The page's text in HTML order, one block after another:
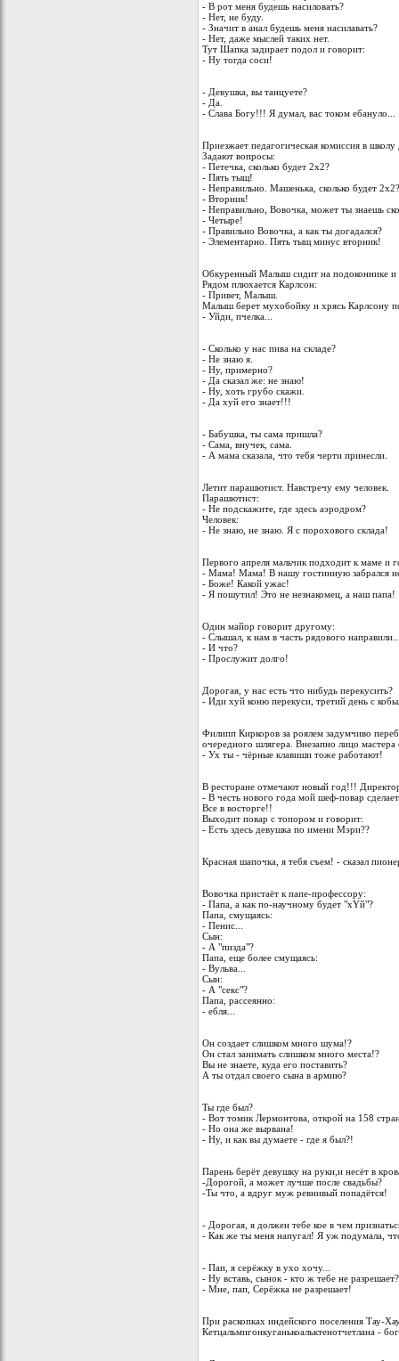
- В рот меня будешь насиловать?
- Нет, не буду.
- Значит в анал будешь меня насилавать?
- Нет, даже мыслей таких нет.
Тут Шапка задирает подол и говорит:
- Ну тогда соси!
- Девушка, вы танцуете?
- Да.
- Слава Богу!!! Я думал, вас током ебануло...
Приезжает педагогическая комиссия в школу
Задают вопросы:
- Петечка, сколько будет 2х2?
- Пять тыщ!
- Неправильно. Машенька, сколько будет 2х2?
- Вторник!
- Неправильно, Вовочка, может ты знаешь
- Четыре!
- Правильно Вовочка, а как ты догадался?
- Элементарно. Пять тыщ минус вторник!
Обкуренный Малыш сидит на подоконнике и
Рядом плюхается Карлсон:
- Привет, Малыш.
Малыш берет мухобойку и хрясь Карлсону
- Уйди, пчелка...
- Сколько у нас пива на складе?
- Не знаю я.
- Ну, примерно?
- Да сказал же: не знаю!
- Ну, хоть грубо скажи.
- Да хyй его знает!!!
- Бабушка, ты сама пришла?
- Сама, внучек, сама.
- А мама сказала, что тебя черти принесли.
Летит парашютист. Навстречу ему человек.
Парашютист:
- Не подскажите, где здесь аэродром?
Человек:
- Не знаю, не знаю. Я с порохового склада!
Первого апреля мальчик подходит к маме и
- Мама! Мама! В нашу гостинную забрался
- Боже! Какой ужас!
- Я пошутил! Это не незнакомец, а наш папа!
Один майор говорит другому:
- Слышал, к нам в часть рядового
- И что?
- Прослужит долго!
Дорогая, у нас есть что нибудь перекусить?
- Иди хуй коню перекуси, третий день с
Филипп Киркоров за роялем задумчиво
очередного шлягера. Внезапно лицо мастера
- Ух ты - чёрные клавиши тоже работают!
В ресторане отмечают новый год!!!
- В честь нового года мой шеф-повар
Все в восторге!!
Выходит повар с топором и говорит:
- Есть здесь девушка по имени Мэри??
Красная шапочка, я тебя съем! - сказал
Вовочка пристаёт к папе-профессору:
- Папа, а как по-научному будет "хYй"?
Папа, смущаясь:
- Пенис...
Сын:
- А "пизда"?
Папа, еще более смущаясь:
- Вульва...
Сын:
- А "секс"?
Папа, рассеянно:
- ебля...
Он создает слишком много шума!?
Он стал занимать слишком много места!?
Вы не знаете, куда его поставить?
А ты отдал своего сына в армию?
Ты где был?
- Вот томик Лермонтова, открой на 158
- Но она же вырвана!
- Ну, и как вы думаете - где я был?!
Парень берёт девушку на руки,и несёт в
-Дорогой, а может лучше после свадьбы?
-Ты что, а вдруг муж ревнивый попадётся!
- Дорогая, я должен тебе кое в чем
- Как же ты меня напугал! Я уж подумала,
- Пап, я серёжку в ухо хочу...
- Ну вставь, сынок - кто ж тебе не
- Мне, пап, Серёжка не разрешает!
При раскопках индейского поселения Тау-
Кетцальмигонкуганькоальктенотчетлана -